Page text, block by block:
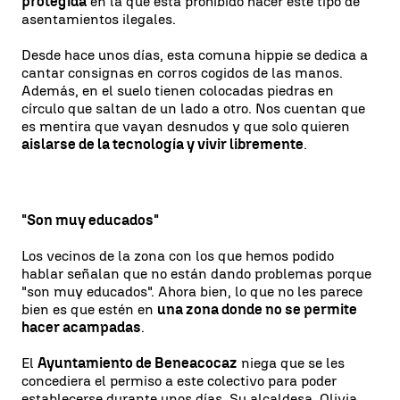
asentamientos ilegales.
Desde hace unos días, esta comuna hippie se dedica a
cantar consignas en corros cogidos de las manos.
Además, en el suelo tienen colocadas piedras en
círculo que saltan de un lado a otro. Nos cuentan que
es mentira que vayan desnudos y que solo quieren
aislarse de la tecnología y vivir libremente.
"Son muy educados"
Los vecinos de la zona con los que hemos podido
hablar señalan que no están dando problemas porque
"son muy educados". Ahora bien, lo que no les parece
bien es que estén en una zona donde no se permite
hacer acampadas.
El Ayuntamiento de Beneacocaz niega que se les
concediera el permiso a este colectivo para poder